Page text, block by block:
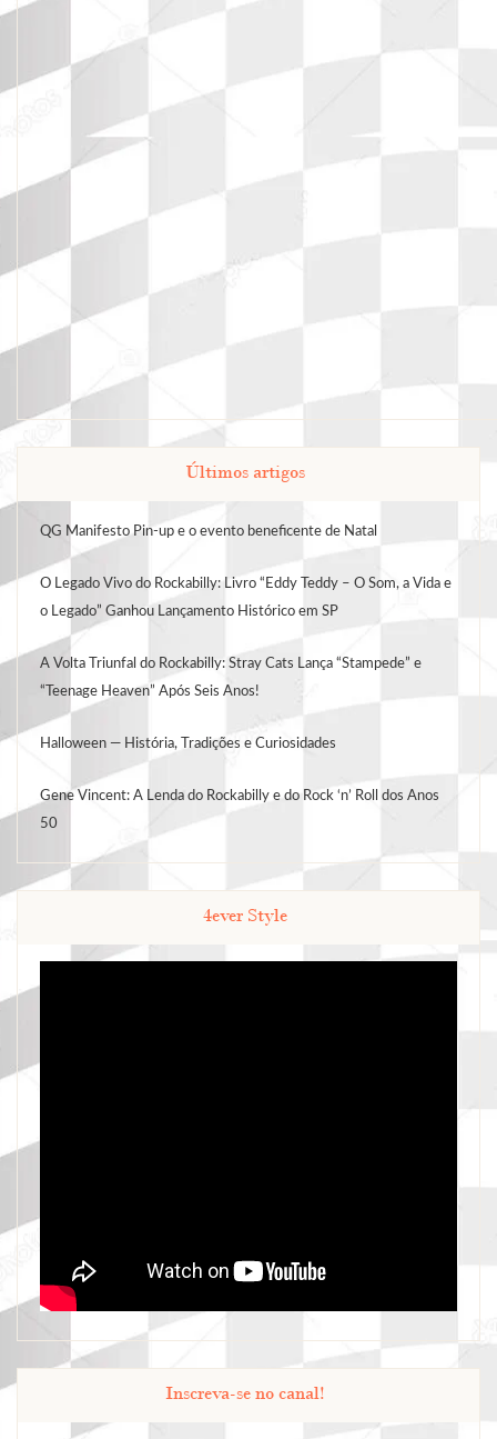
Últimos artigos
QG Manifesto Pin-up e o evento beneficente de Natal
O Legado Vivo do Rockabilly: Livro “Eddy Teddy – O Som, a Vida e
o Legado” Ganhou Lançamento Histórico em SP
A Volta Triunfal do Rockabilly: Stray Cats Lança “Stampede” e
“Teenage Heaven” Após Seis Anos!
Halloween — História, Tradições e Curiosidades
Gene Vincent: A Lenda do Rockabilly e do Rock ‘n’ Roll dos Anos
50
4ever Style
Inscreva-se no canal!